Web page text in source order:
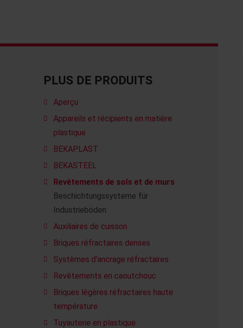
PLUS DE PRODUITS
Aperçu
Appareils et récipients en matière
plastique
BEKAPLAST
BEKASTEEL
Revêtements de sols et de murs
Beschichtungssysteme für
Industrieböden
Auxiliaires de cuisson
Briques réfractaires denses
Systèmes d'ancrage réfractaires
Revêtements en caoutchouc
Briques légères réfractaires haute
température
Tuyauterie en plastique